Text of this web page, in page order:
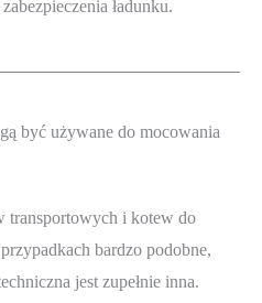
ładunku.
być używane do mocowania
transportowych i kotew do
bardzo podobne,
jest zupełnie inna.